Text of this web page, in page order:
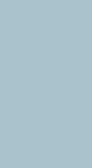
de